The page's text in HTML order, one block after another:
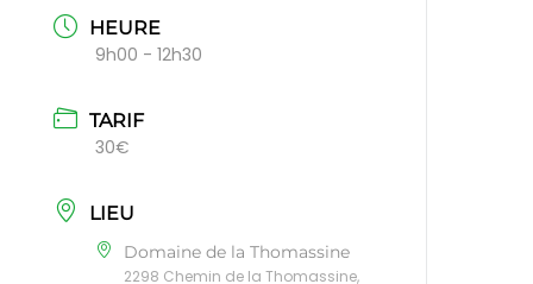
HEURE
9h00 - 12h30
TARIF
30€
LIEU
Domaine de la Thomassine
2298 Chemin de la Thomassine,